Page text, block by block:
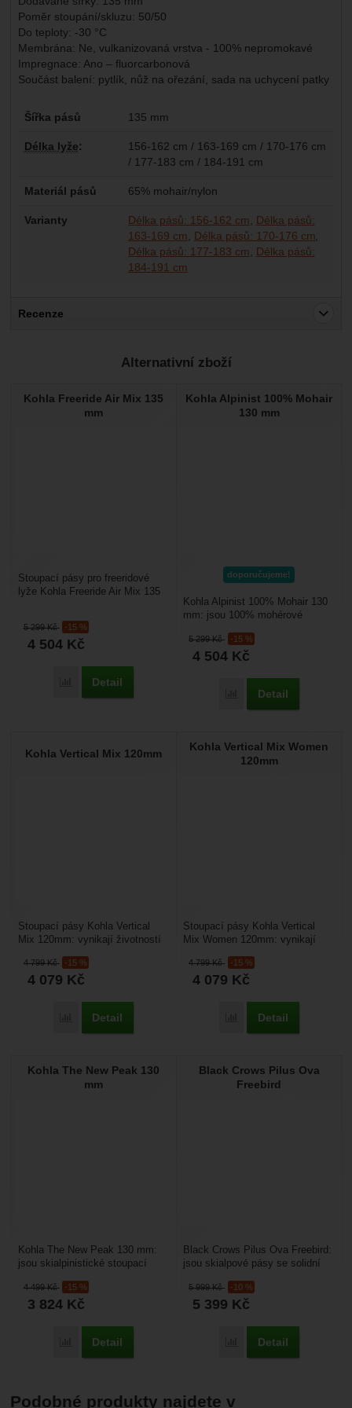
Poměr stoupání/skluzu: 50/50
Do teploty: -30 °C
Membrána: Ne, vulkanizovaná vrstva - 100% nepromokavé
Impregnace: Ano – fluorcarbonová
Součást balení: pytlík, nůž na ořezání, sada na uchycení patky
Parametry
Šířka pásů 135 mm
Délka lyže:
156-162 cm / 163-169 cm / 170-176 cm
/ 177-183 cm / 184-191 cm
Materiál pásů 65% mohair/nylon
Varianty Délka pásů: 156-162 cm
Délka pásů:
163-169 cm
Délka pásů: 170-176 cm
Délka pásů: 177-183 cm
Délka pásů:
184-191 cm
Recenze
Nebyla přidána žádná recenze.
Alternativní zboží
Kohla Freeride Air Mix 135
mm
5 299Kč -15 %
4 504 Kč
Porovnat
Detail
Stoupací pásy pro freeridové
lyže Kohla Freeride Air Mix 135
se proto pro...
Kohla Alpinist 100% Mohair
130 mm
doporučujeme!
5 299Kč -15 %
4 504 Kč
Porovnat
Detail
Kohla Alpinist 100% Mohair 130
mm: jsou 100% mohérové
které jsou zajímavé...
Kohla Vertical Mix 120mm
4 799Kč -15 %
4 079 Kč
Porovnat
Detail
Stoupací pásy Kohla Vertical
Mix 120mm: vynikají životností
životností. Používá...
Kohla Vertical Mix Women
120mm
4 799Kč -15 %
4 079 Kč
Porovnat
Detail
Stoupací pásy Kohla Vertical
Mix Women 120mm: vynikají
dobrou životností...
Kohla The New Peak 130
mm
4 499Kč -15 %
3 824 Kč
Porovnat
Detail
Kohla The New Peak 130 mm:
jsou skialpinistické stoupací
dobrým skluzem...
Black Crows Pilus Ova
Freebird
5 999Kč -10 %
5 399 Kč
Porovnat
Detail
Black Crows Pilus Ova Freebird:
jsou skialpové pásy se solidní
který je...
Podobné produkty najdete v